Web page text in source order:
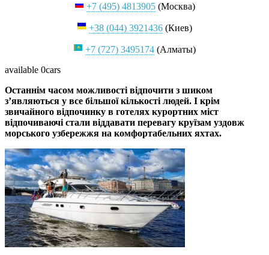
+7 (495) 4813905(Москва)
+38 (044) 3921436 (Киев)
+7 (727) 3495174 (Алматы)
available 0cars
Останнім часом можливості відпочити з шиком
з’являються у все більшої кількості людей. І крім
звичайного відпочинку в готелях курортних міст
відпочиваючі стали віддавати перевагу круїзам уздовж
морського узбережжя на комфортабельних яхтах.